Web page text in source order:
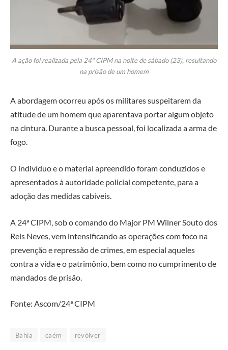
A ação foi realizada pela 24ª CIPM na noite de sábado (23), resultando
na prisão de um homem
A abordagem ocorreu após os militares suspeitarem da
atitude de um homem que aparentava portar algum objeto
na cintura. Durante a busca pessoal, foi localizada a arma de
fogo.
O indivíduo e o material apreendido foram conduzidos e
apresentados à autoridade policial competente, para a
adoção das medidas cabíveis.
A 24ª CIPM, sob o comando do Major PM Wilner Souto dos
Reis Neves, vem intensificando as operações com foco na
prevenção e repressão de crimes, em especial aqueles
contra a vida e o patrimônio, bem como no cumprimento de
mandados de prisão.
Fonte: Ascom/24ª CIPM
Bahia caém revólver